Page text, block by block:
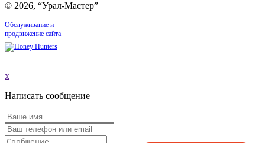
© 2026, “Урал-Мастер”
Обслуживание и
продвижение сайта
x
Написать сообщение